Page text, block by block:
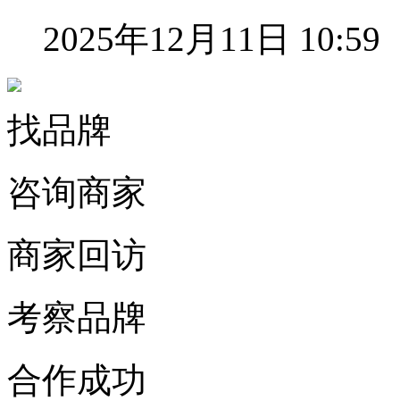
2025年12月11日 10:59
找品牌
咨询商家
商家回访
考察品牌
合作成功